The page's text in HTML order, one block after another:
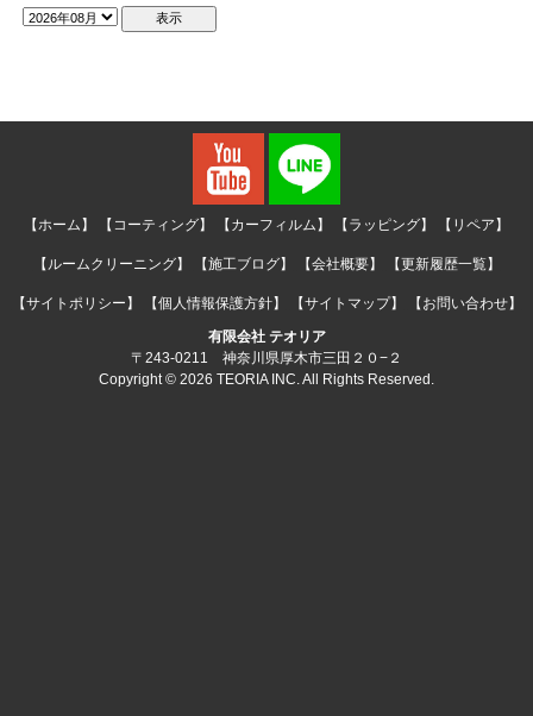
【ホーム】 【コーティング】 【カーフィルム】 【ラッピング】 【リペア】
【ルームクリーニング】 【施工ブログ】 【会社概要】 【更新履歴一覧】
【サイトポリシー】 【個人情報保護方針】 【サイトマップ】
【お問い合わせ】
有限会社 テオリア
〒243-0211 神奈川県厚木市三田２０−２
Copyright © 2026 TEORIA INC. All Rights Reserved.